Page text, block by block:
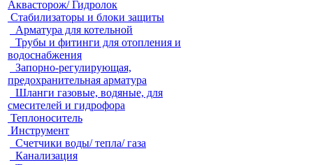
Аквасторож/ Гидролок
Стабилизаторы и блоки защиты
Арматура для котельной
Трубы и фитинги для отопления и
водоснабжения
Запорно-регулирующая,
предохранительная арматура
Шланги газовые, водяные, для
смесителей и гидрофора
Теплоноситель
Инструмент
Счетчики воды/ тепла/ газа
Канализация